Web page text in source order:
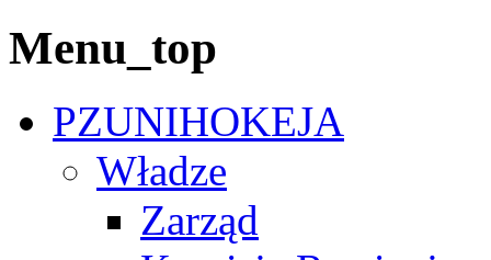
Menu_top
PZUNIHOKEJA
Władze
Zarząd